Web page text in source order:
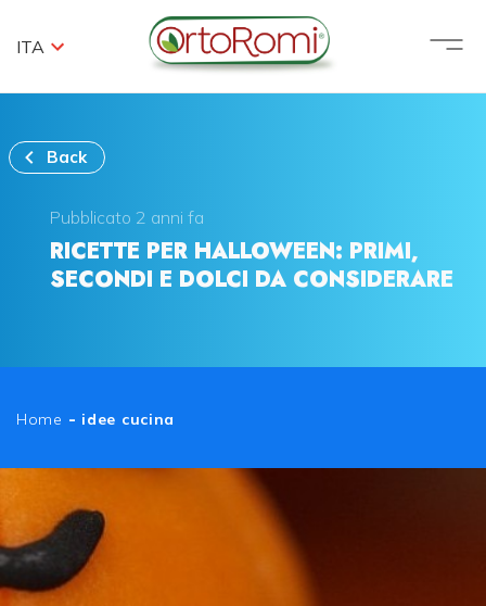
ITA
Back
Pubblicato 2 anni fa
RICETTE PER HALLOWEEN: PRIMI,
SECONDI E DOLCI DA CONSIDERARE
Home - idee cucina